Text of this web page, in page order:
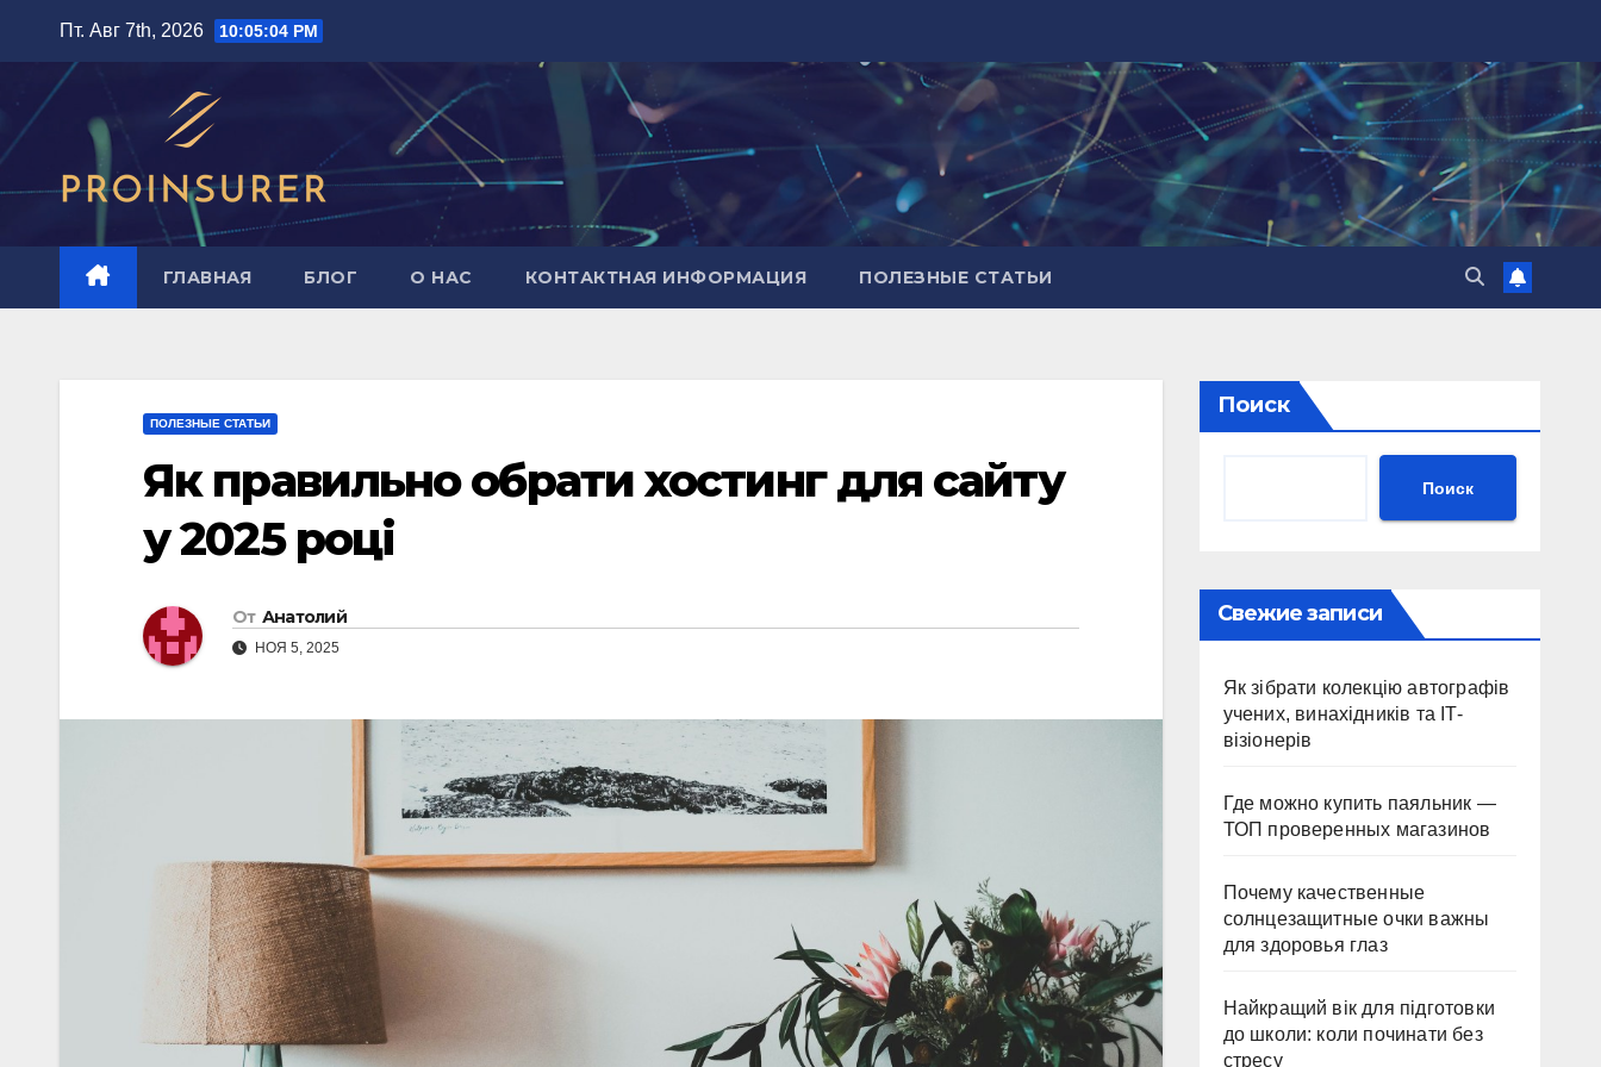
содержимому
Пт. Авг 7th, 2026 10:05:05 PM
ГЛАВНАЯ БЛОГ О НАС КОНТАКТНАЯ ИНФОРМАЦИЯ ПОЛЕЗНЫЕ СТАТЬИ
ПОЛЕЗНЫЕ СТАТЬИ
Як правильно обрати хостинг для сайту
у 2025 році
От Анатолий
НОЯ 5, 2025
Поиск
Поиск
Свежие записи
Як зібрати колекцію автографів
учених, винахідників та IT-
візіонерів
Где можно купить паяльник —
ТОП проверенных магазинов
Почему качественные
солнцезащитные очки важны
для здоровья глаз
Найкращий вік для підготовки
до школи: коли починати без
стресу